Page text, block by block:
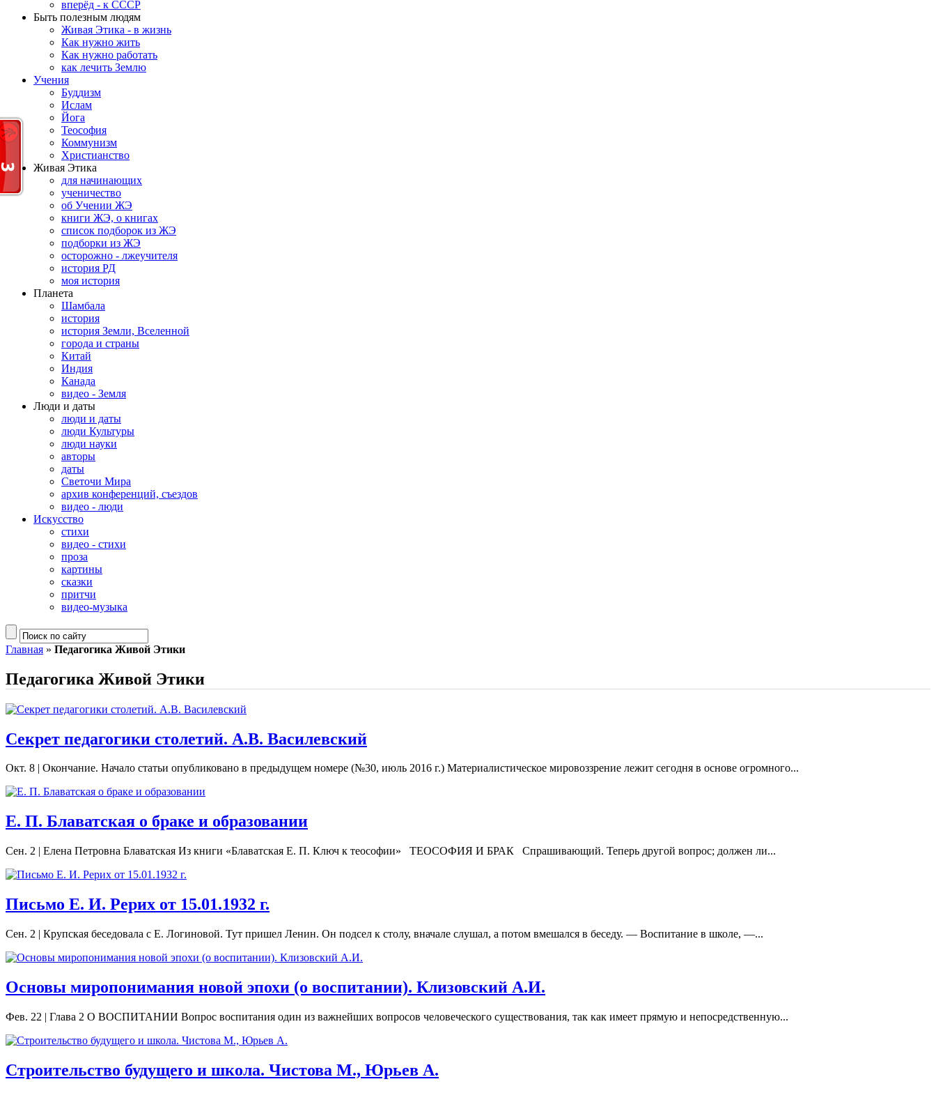
вперёд - к СССР
Быть полезным людям
Живая Этика - в жизнь
Как нужно жить
Как нужно работать
как лечить Землю
Учения
Буддизм
Ислам
Йога
Теософия
Коммунизм
Христианство
Живая Этика
для начинающих
ученичество
об Учении ЖЭ
книги ЖЭ, о книгах
список подборок из ЖЭ
подборки из ЖЭ
осторожно - лжеучителя
история РД
моя история
Планета
Шамбала
история
история Земли, Вселенной
города и страны
Китай
Индия
Канада
видео - Земля
Люди и даты
люди и даты
люди Культуры
люди науки
авторы
даты
Светочи Мира
архив конференций, съездов
видео - люди
Искусство
стихи
видео - стихи
проза
картины
сказки
притчи
видео-музыка
Главная » Педагогика Живой Этики
Педагогика Живой Этики
Секрет педагогики столетий. А.В. Василевский
Окт. 8 | Окончание. Начало статьи опубликовано в предыдущем номере (№30, июль 2016 г.) Материалистическое мировоззрение лежит сегодня в основе огромного...
Е. П. Блаватская о браке и образовании
Сен. 2 | Елена Петровна Блаватская Из книги «Блаватская Е. П. Ключ к теософии» ТЕОСОФИЯ И БРАК Спрашивающий. Теперь другой вопрос; должен ли...
Письмо Е. И. Рерих от 15.01.1932 г.
Сен. 2 | Крупская беседовала с Е. Логиновой. Тут пришел Ленин. Он подсел к столу, вначале слушал, а потом вмешался в беседу. — Воспитание в школе, —...
Основы миропонимания новой эпохи (о воспитании). Клизовский А.И.
Фев. 22 | Глава 2 О ВОСПИТАНИИ Вопрос воспитания один из важнейших вопросов человеческого существования, так как имеет прямую и непосредственную...
Строительство будущего и школа. Чистова М., Юрьев А.